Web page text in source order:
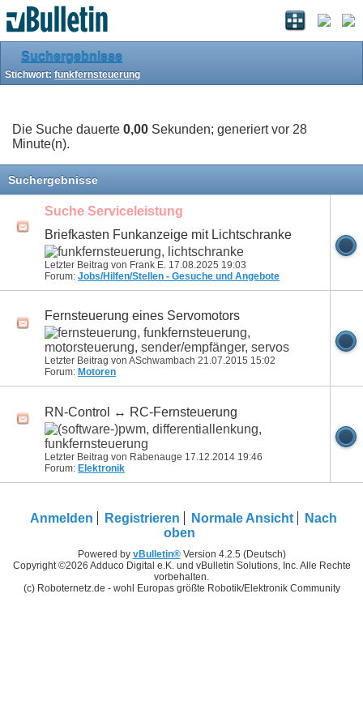
Suchergebnisse
Stichwort: funkfernsteuerung
Die Suche dauerte 0,00 Sekunden; generiert vor 28
Minute(n).
Suchergebnisse
Suche Serviceleistung
Briefkasten Funkanzeige mit Lichtschranke
Letzter Beitrag von Frank E. 17.08.2025 19:03
Forum: Jobs/Hilfen/Stellen - Gesuche und Angebote
Fernsteuerung eines Servomotors
Letzter Beitrag von ASchwambach 21.07.2015 15:02
Forum: Motoren
RN-Control ↔ RC-Fernsteuerung
Letzter Beitrag von Rabenauge 17.12.2014 19:46
Forum: Elektronik
Anmelden Registrieren Normale Ansicht
Nach
oben
Powered by vBulletin®Version 4.2.5 (Deutsch)
Copyright ©2026 Adduco Digital e.K. und vBulletin Solutions, Inc. Alle Rechte
vorbehalten.
(c) Roboternetz.de - wohl Europas größte Robotik/Elektronik Community